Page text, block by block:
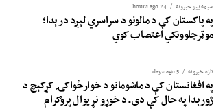
سیمه ییز خبرونه 24 hours ago
په پاکستان کې د مالونو د سراسري لېږد درېدا؛
موټرچلوونکي اعتصاب کوي
تازه خبرونه 5 days ago
په افغانستان کې د ماشومانو د خوارځواکۍ کړکېچ د
ژورېدا په حال کې دی ـ د خوړو نړیوال پروګرام